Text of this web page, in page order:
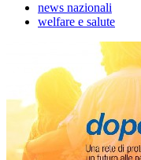
news nazionali
welfare e salute